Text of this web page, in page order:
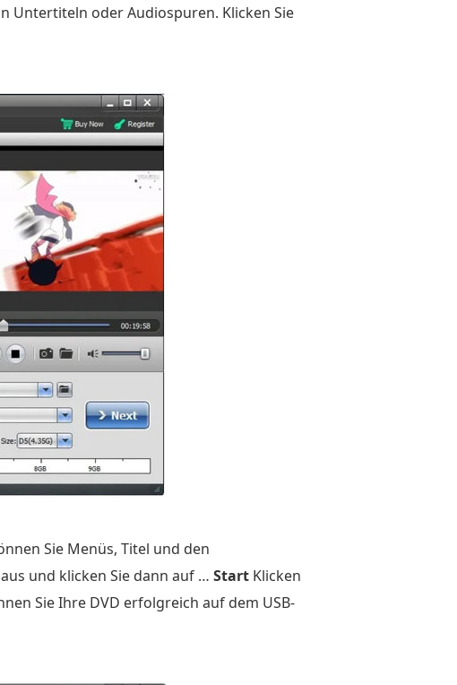
Untertiteln oder Audiospuren. Klicken Sie
Sie Menüs, Titel und den
und klicken Sie dann auf … Start Klicken
Sie Ihre DVD erfolgreich auf dem USB-